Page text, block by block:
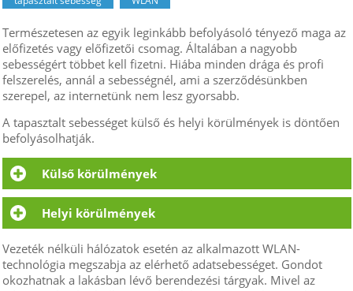
Természetesen az egyik leginkább befolyásoló tényező maga az
előfizetés vagy előfizetői csomag. Általában a nagyobb
sebességért többet kell fizetni. Hiába minden drága és profi
felszerelés, annál a sebességnél, ami a szerződésünkben
szerepel, az internetünk nem lesz gyorsabb.
A tapasztalt sebességet külső és helyi körülmények is döntően
befolyásolhatják.
Külső körülmények
a szolgáltató hálózatának műszaki jellemzői és
állapota (pl. kábelhibák, zaj beszűrődés), és az adott
száma is;
Helyi körülmények
az otthoni hálózat kialakítása és beállításai;
h a az otthoni hálózatra több eszköz is csatlakozik,
Vezeték nélküli hálózatok esetén az alkalmazott WLAN-
technológia megszabja az elérhető adatsebességet. Gondot
okozhatnak a lakásban lévő berendezési tárgyak. Mivel az